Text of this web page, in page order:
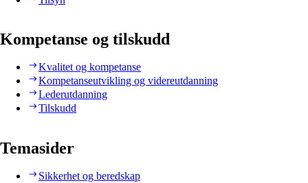
Kompetanse og tilskudd
Kvalitet og kompetanse
Kompetanseutvikling og videreutdanning
Lederutdanning
Tilskudd
Temasider
Sikkerhet og beredskap